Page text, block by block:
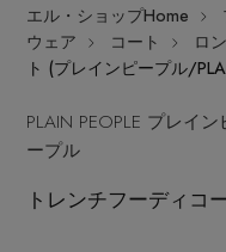
ITEMS
新着アイテム
再入荷アイテム
はじめてご利用の方
エル・ショップHome
ウェア
コート ロ
ト (プレインピープル/
PLAIN PEOPLE プレイン
ープル
トレンチフーディコ